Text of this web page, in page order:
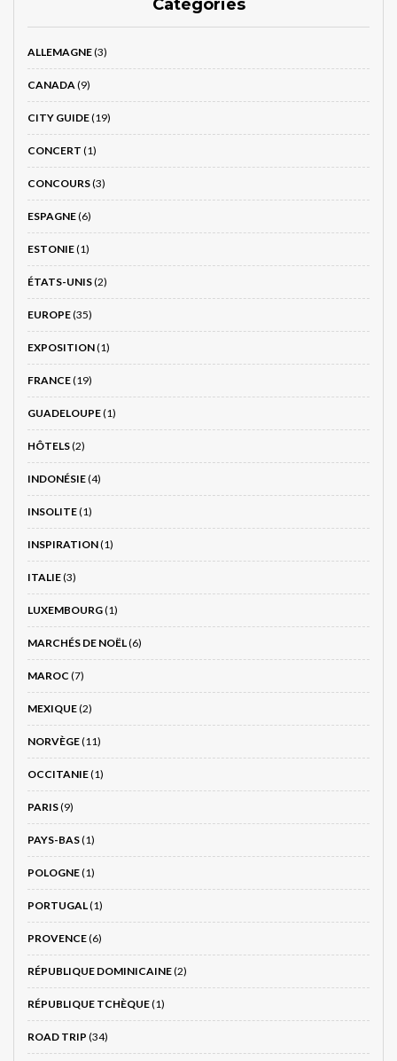
Catégories
ALLEMAGNE(3)
CANADA (9)
CITY GUIDE(19)
CONCERT (1)
CONCOURS(3)
ESPAGNE(6)
ESTONIE(1)
ÉTATS-UNIS(2)
EUROPE(35)
EXPOSITION(1)
FRANCE(19)
GUADELOUPE(1)
HÔTELS(2)
INDONÉSIE(4)
INSOLITE(1)
INSPIRATION(1)
ITALIE(3)
LUXEMBOURG(1)
MARCHÉS DE NOËL(6)
MAROC (7)
MEXIQUE(2)
NORVÈGE(11)
OCCITANIE(1)
PARIS(9)
PAYS-BAS(1)
POLOGNE(1)
PORTUGAL(1)
PROVENCE(6)
RÉPUBLIQUE DOMINICAINE(2)
RÉPUBLIQUE TCHÈQUE(1)
ROAD TRIP (34)